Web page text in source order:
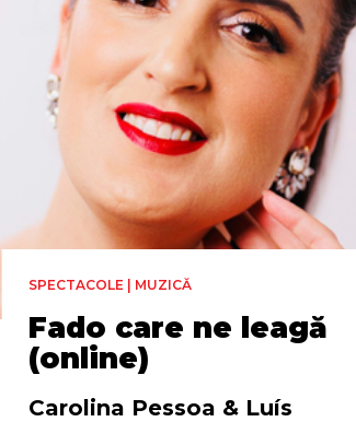
SPECTACOLE | MUZICĂ
Fado care ne leagă
(online)
Carolina Pessoa & Luís